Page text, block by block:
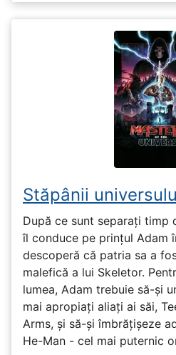
Stăpânii
După ce sunt separați timp
îl conduce pe prințul Adam
descoperă că patria sa a
malefică a lui Skeletor.
lumea, Adam trebuie să-și
mai apropiați aliați ai săi,
Arms, și să-și îmbrățișeze
He-Man - cel mai puternic